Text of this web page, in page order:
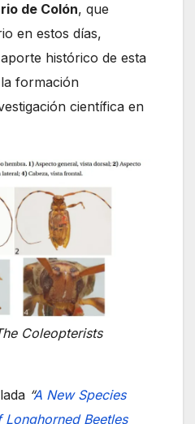
de Colón, que
en estos días,
histórico de esta
formación
científica en
Coleopterists
“A New Species
Beetles